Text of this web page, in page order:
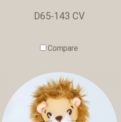
D65-143 CV
Compare